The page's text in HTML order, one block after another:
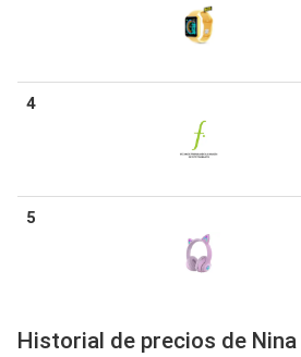
4
5
Historial de precios de